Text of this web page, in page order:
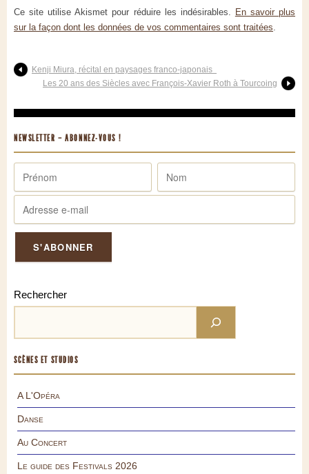
Ce site utilise Akismet pour réduire les indésirables. En savoir plus
sur la façon dont les données de vos commentaires sont traitées
Kenji Miura, récital en paysages franco-japonais
Les 20 ans des Siècles avec François-Xavier Roth à Tourcoing
NEWSLETTER – ABONNEZ-VOUS !
Rechercher
SCÈNES ET STUDIOS
A L'Opéra
Danse
Au Concert
Le guide des Festivals 2026